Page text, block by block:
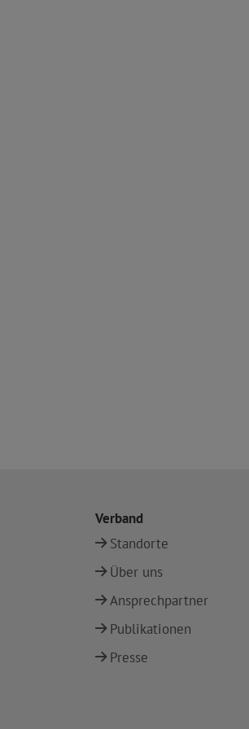
Verband
Standorte
Über uns
Ansprechpartner
Publikationen
Presse